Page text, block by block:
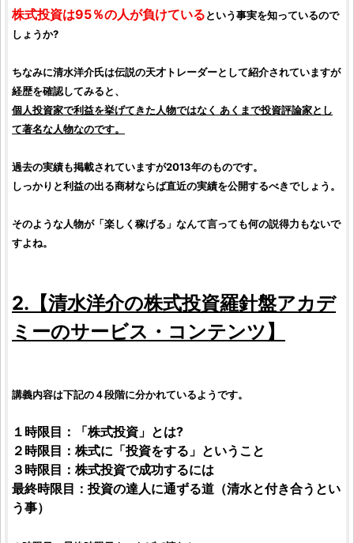
株式投資は95％の人が負けているという事実を知っているので
しょうか?
ちなみに清水洋介氏は伝説の天才トレーダーとして紹介されていますが
経歴を確認してみると、
個人投資家で利益を挙げてきた人物ではなく あくまで投資評論家とし
て著名な人物なのです。
過去の実績も掲載されていますが2013年のものです。
しっかりと利益の出る商材ならば直近の実績を公開するべきでしょう。
そのような人物が「楽しく稼げる」なんて言っても何の説得力もないで
すよね。
2.【清水洋介の株式投資羅針盤アカデ
ミーのサービス・コンテンツ】
講義内容は下記の４段階に分かれているようです。
１時限目：「株式投資 」とは?
２時限目： 株式に「投資をする」ということ
３時限目： 株式投資で成功するには
最終時限目：投資の達人に通ずる道（清水と付き合うとい
う事）